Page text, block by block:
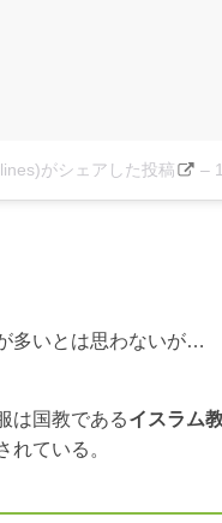
がシェアした投稿 –
多いとは思わないが…
は国教であるイスラム
れている。